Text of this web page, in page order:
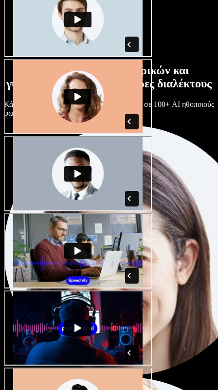
Τεράστια συλλογή ανδρικών και
γυναικείων φωνών με άπειρες διαλέκτους
Κάθε έργο είναι μοναδικό. Διάλεξε ανάμεσα σε 100+ AI ηθοποιούς
φωνής & διαλέκτους και κάν’ τους όπως θες.